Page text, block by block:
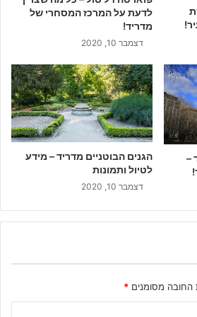
לדעת על המרכז המסחרי של
מדריד!
דצמבר 10, 2020
–
הגנים הבוטניים מדריד – מידע
לטיול ותמונות
דצמבר 10, 2020
החובה מסומנים *